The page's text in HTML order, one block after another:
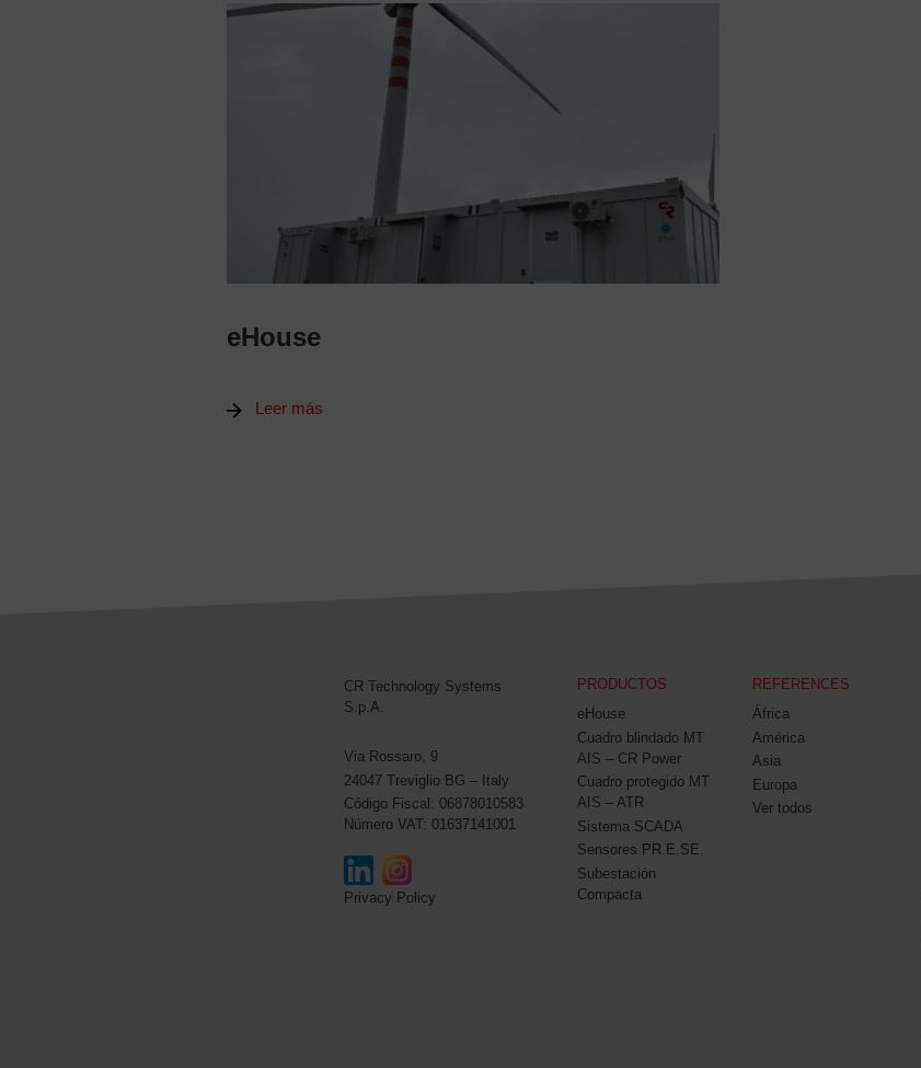
eHouse
Leer más
CR Technology SystemsCR Technology Systems
S.p.A.
Via Rossaro, 9
24047 Treviglio BG – Italy
Código Fiscal: 06878010583
Número VAT: 01637141001
Privacy Policy
PRODUCTOS
eHouse
Cuadro blindado MT
AIS – CR Power
Cuadro protegido MT
AIS – ATR
Sistema SCADA
Sensores PR.E.SE.
Subestación
Compacta
REFERENCES
África
América
Asia
Europa
Ver todos